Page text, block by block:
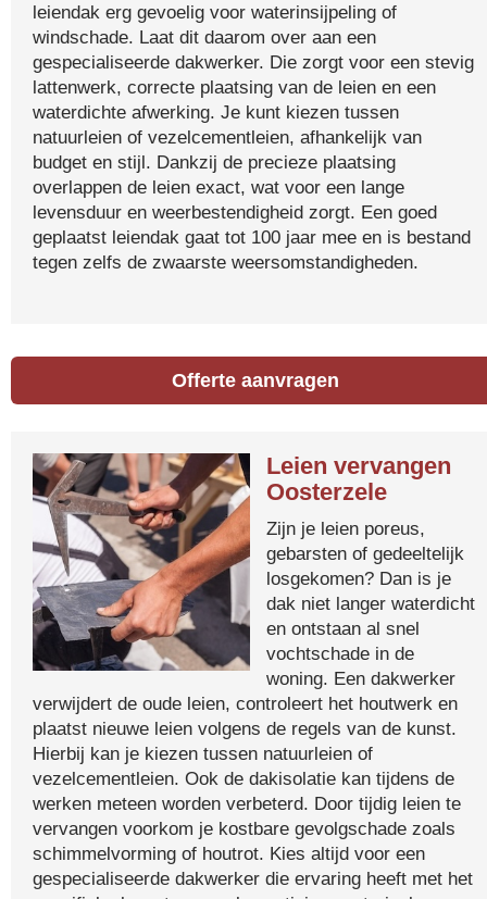
leiendak erg gevoelig voor waterinsijpeling of
windschade. Laat dit daarom over aan een
gespecialiseerde dakwerker. Die zorgt voor een stevig
lattenwerk, correcte plaatsing van de leien en een
waterdichte afwerking. Je kunt kiezen tussen
natuurleien of vezelcementleien, afhankelijk van
budget en stijl. Dankzij de precieze plaatsing
overlappen de leien exact, wat voor een lange
levensduur en weerbestendigheid zorgt. Een goed
geplaatst leiendak gaat tot 100 jaar mee en is bestand
tegen zelfs de zwaarste weersomstandigheden.
Offerte aanvragen
Leien vervangen
Oosterzele
Zijn je leien poreus,
gebarsten of gedeeltelijk
losgekomen? Dan is je
dak niet langer waterdicht
en ontstaan al snel
vochtschade in de
woning. Een dakwerker
verwijdert de oude leien, controleert het houtwerk en
plaatst nieuwe leien volgens de regels van de kunst.
Hierbij kan je kiezen tussen natuurleien of
vezelcementleien. Ook de dakisolatie kan tijdens de
werken meteen worden verbeterd. Door tijdig leien te
vervangen voorkom je kostbare gevolgschade zoals
schimmelvorming of houtrot. Kies altijd voor een
gespecialiseerde dakwerker die ervaring heeft met het